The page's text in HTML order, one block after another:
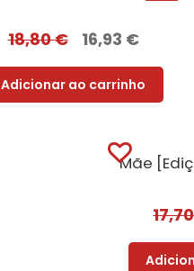
18,80€ 16,93 €
Adicionar ao carrinho